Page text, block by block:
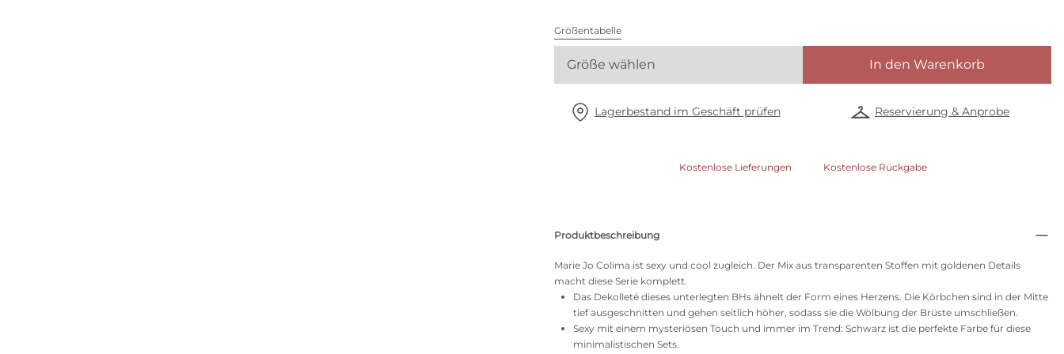
Größentabelle
Größe wählen In den Warenkorb
Lagerbestand im Geschäft prüfen Reservierung & Anprobe
Kostenlose Lieferungen Kostenlose Rückgabe
Produktbeschreibung
Marie Jo Colima ist sexy und cool zugleich. Der Mix aus transparenten Stoffen mit goldenen Details
macht diese Serie komplett.
Das Dekolleté dieses unterlegten BHs ähnelt der Form eines Herzens. Die Körbchen sind in der Mitte
tief ausgeschnitten und gehen seitlich höher, sodass sie die Wölbung der Brüste umschließen.
Sexy mit einem mysteriösen Touch und immer im Trend: Schwarz ist die perfekte Farbe für diese
minimalistischen Sets.